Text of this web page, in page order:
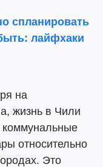
спланировать
лайфхаки
на
жизнь в Чили
коммунальные
относительно
Это